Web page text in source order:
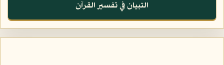
التبيان في تفسير القرآن